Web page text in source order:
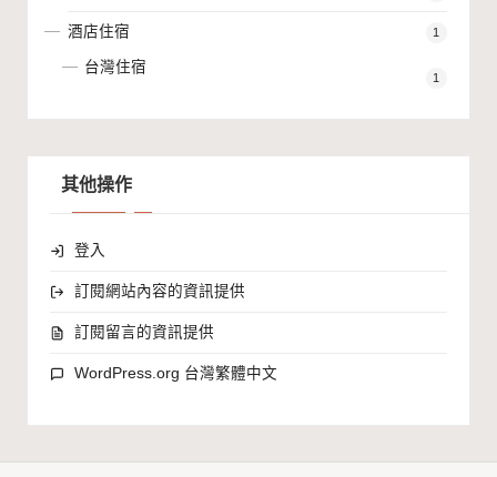
酒店住宿 1
台灣住宿
1
其他操作
登入
訂閱網站內容的資訊提供
訂閱留言的資訊提供
WordPress.org 台灣繁體中文